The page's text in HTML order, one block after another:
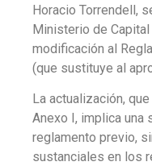
Horacio Torrendell,
Ministerio de Capital
modificación al
(que sustituye al
La actualización,
Anexo I, implica una
reglamento previo,
sustanciales en los